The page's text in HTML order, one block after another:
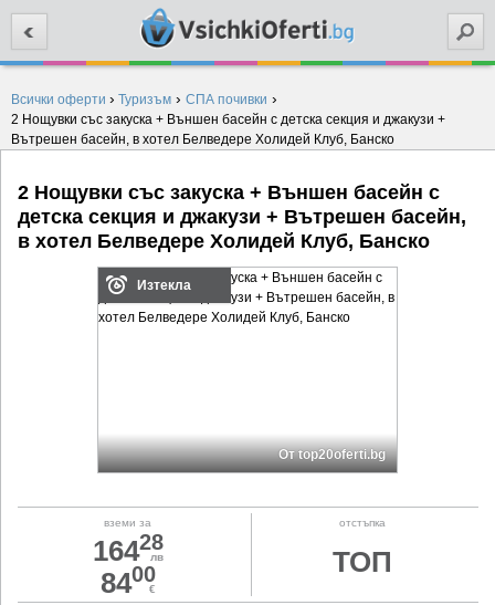
Всички оферти › Туризъм › СПА почивки ›
2 Нощувки със закуска + Външен басейн с детска секция и джакузи +
Вътрешен басейн, в хотел Белведере Холидей Клуб, Банско
2 Нощувки със закуска + Външен басейн с
детска секция и джакузи + Вътрешен басейн,
в хотел Белведере Холидей Клуб, Банско
Изтекла
От top20oferti.bg
вземи за
16428
лв
8400
€
отстъпка
ТОП